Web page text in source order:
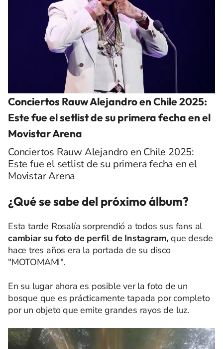
Conciertos Rauw Alejandro en Chile 2025:
Este fue el setlist de su primera fecha en el
Movistar Arena
Conciertos Rauw Alejandro en Chile 2025:
Este fue el setlist de su primera fecha en el
Movistar Arena
¿Qué se sabe del próximo álbum?
Esta tarde Rosalía sorprendió a todos sus fans al
cambiar su foto de perfil de Instagram, que desde
hace tres años era la portada de su disco
"MOTOMAMI".
En su lugar ahora es posible ver la foto de un
bosque que es prácticamente tapada por completo
por un objeto que emite grandes rayos de luz.